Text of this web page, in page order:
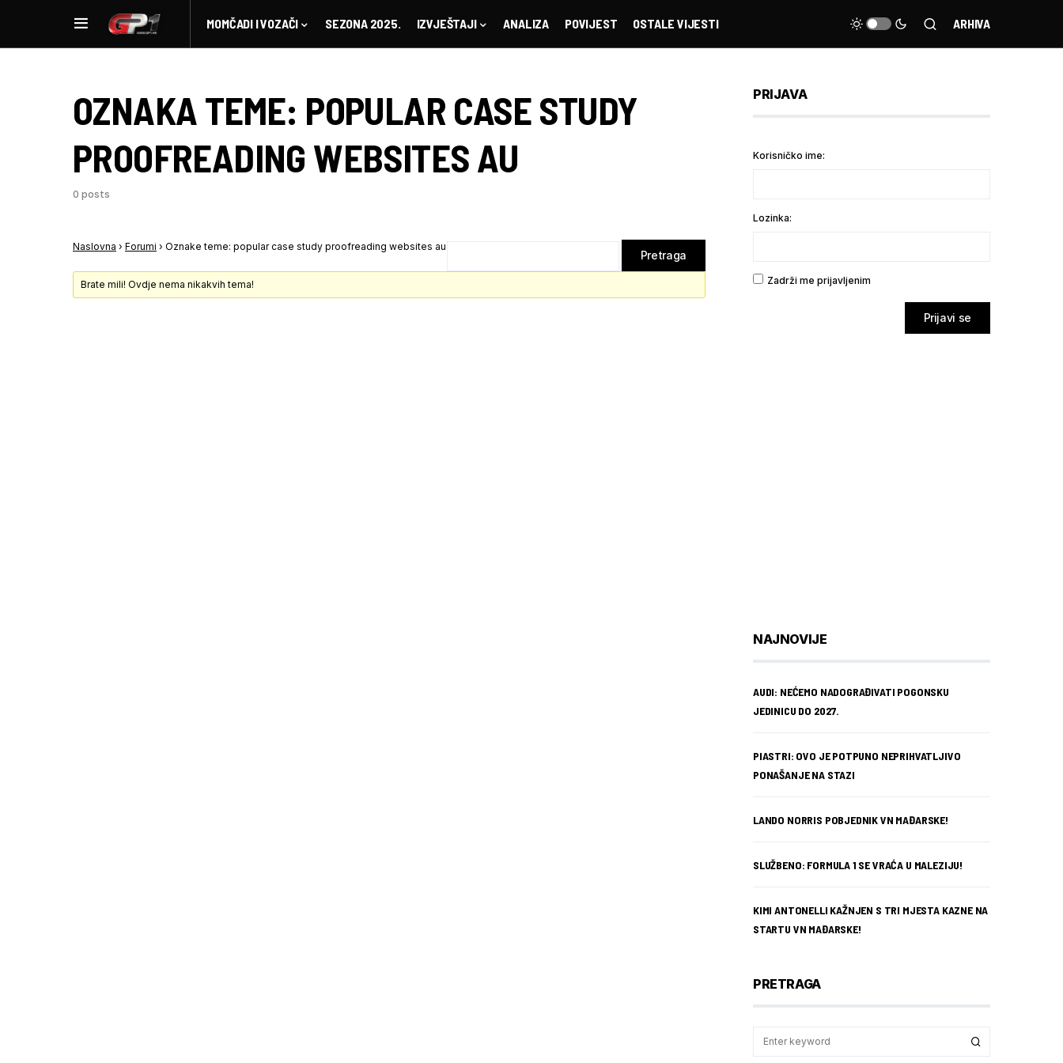
MOMČADI I VOZAČI SEZONA 2025. IZVJEŠTAJI ANALIZA POVIJEST OSTALE VIJESTI ARHIVA
OZNAKA TEME: POPULAR CASE STUDY
PROOFREADING WEBSITES AU
0 posts
Naslovna › Forumi › Oznake teme: popular case study proofreading websites au
Brate mili! Ovdje nema nikakvih tema!
PRIJAVA
Korisničko ime:
Lozinka:
Zadrži me prijavljenim
Prijavi se
NAJNOVIJE
AUDI: NEĆEMO NADOGRAĐIVATI POGONSKU
JEDINICU DO 2027.
PIASTRI: OVO JE POTPUNO NEPRIHVATLJIVO
PONAŠANJE NA STAZI
LANDO NORRIS POBJEDNIK VN MAĐARSKE!
SLUŽBENO: FORMULA 1 SE VRAĆA U MALEZIJU!
KIMI ANTONELLI KAŽNJEN S TRI MJESTA KAZNE NA
STARTU VN MAĐARSKE!
PRETRAGA